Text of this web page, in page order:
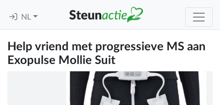
NL
Help vriend met progressieve MS aan
Exopulse Mollie Suit